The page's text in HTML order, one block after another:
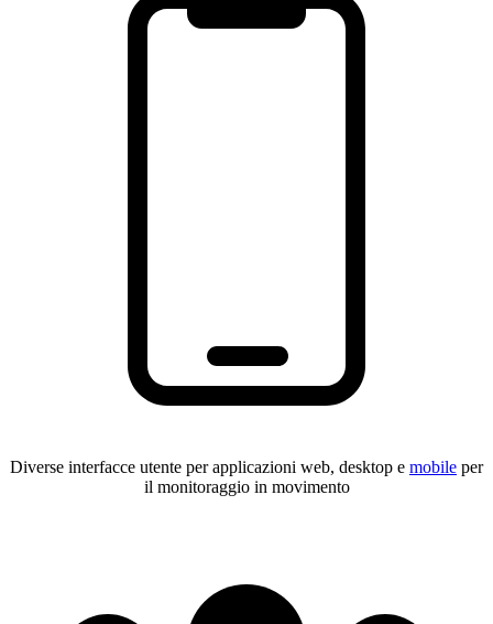
Diverse interfacce utente per applicazioni web, desktop e mobile per
il monitoraggio in movimento